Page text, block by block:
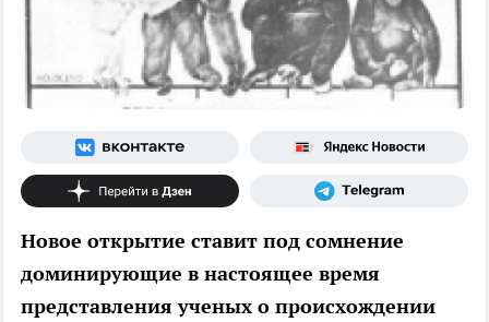
Новое открытие ставит под сомнение
доминирующие в настоящее время
представления ученых о происхождении